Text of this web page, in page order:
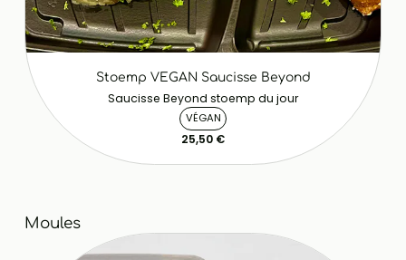
Stoemp VEGAN Saucisse Beyond
Saucisse Beyond stoemp du jour
VÉGAN
25,50 €
Moules